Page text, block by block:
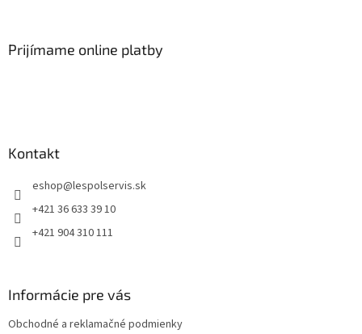
Prijímame online platby
Kontakt
eshop@lespolservis.sk
+421 36 633 39 10
+421 904 310 111
Informácie pre vás
Obchodné a reklamačné podmienky